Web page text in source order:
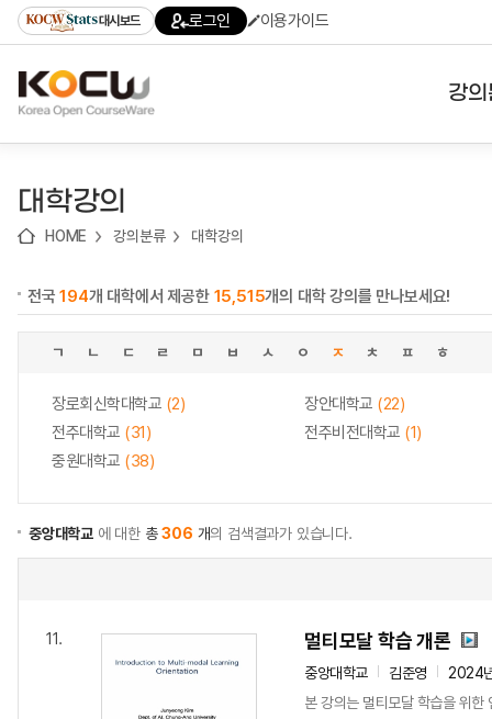
기
기
기
content)
가
대시보드 로그인 이용가이드
강
대학강의
HOME 강의분류 대학강의
전국194개 대학에서 제공한 15,515개의 대학 강의를 만나보세요!
ㄱ ㄴ ㄷ ㄹ ㅁ ㅂ ㅅ ㅇ ㅈ ㅊ ㅍ ㅎ
장로회신학대학교 (2) 장안대학교 (22)
전주대학교 (31) 전주비전대학교 (1)
중원대학교 (38)
중앙대학교 에 대한 총306 개의 검색결과가 있습니다.
11. 멀티모달 학습 개론
중앙대학교 김준영
2024
본 강의는 멀티모달 학습을 위한